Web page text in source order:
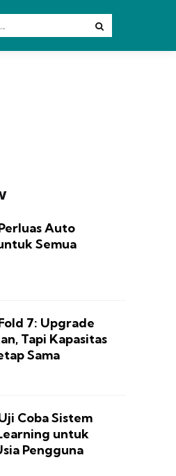
Auto
Semua
7: Upgrade
Tapi Kapasitas
Sama
Coba Sistem
untuk
Pengguna